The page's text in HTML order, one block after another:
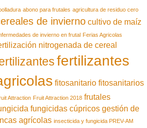
abono para frutales agricultura de residuo cero
de invierno cultivo de maíz
de invierno en frutal Ferias Agricolas
nitrogenada de cereal
fertilizantes
fitosanitario fitosanitarios
Attraction Fruit Attraction 2018 frutales
fungicidas cúpricos gestión de
agrícolas insecticida y fungicida PREV-AM